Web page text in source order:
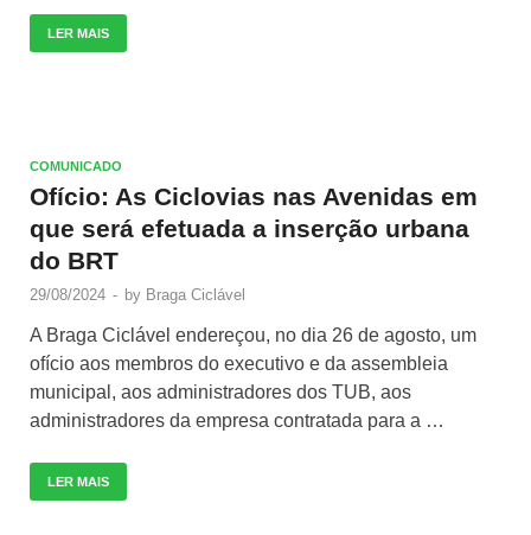
LER MAIS
COMUNICADO
Ofício: As Ciclovias nas Avenidas em
que será efetuada a inserção urbana
do BRT
29/08/2024 - by Braga Ciclável
A Braga Ciclável endereçou, no dia 26 de agosto, um
ofício aos membros do executivo e da assembleia
municipal, aos administradores dos TUB, aos
administradores da empresa contratada para a …
LER MAIS